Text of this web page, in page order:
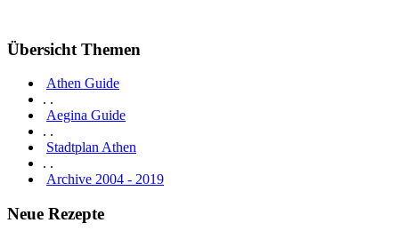
Übersicht Themen
Athen Guide
. .
Aegina Guide
. .
Stadtplan Athen
. .
Archive 2004 - 2019
Neue Rezepte